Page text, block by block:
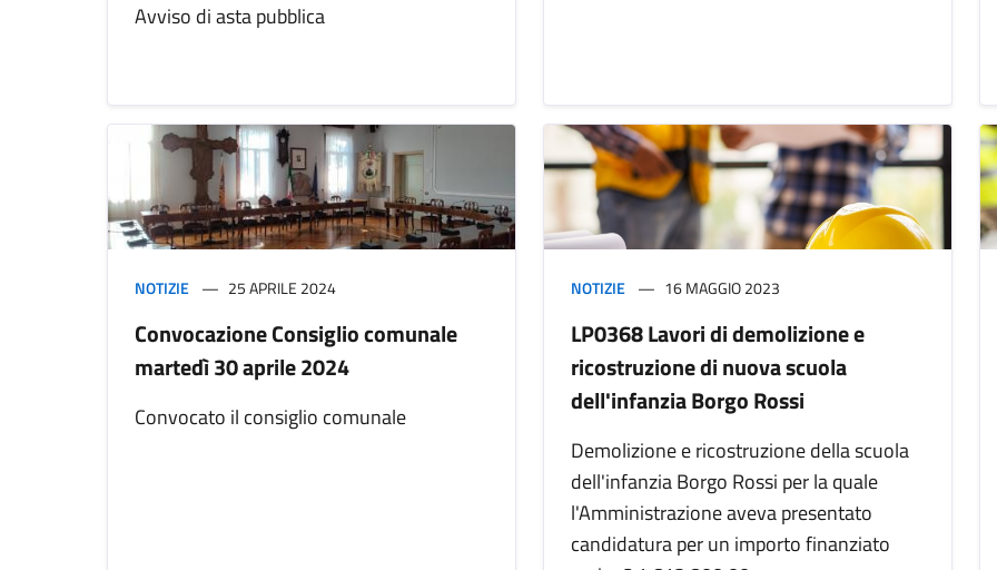
Avviso di asta pubblica
NOTIZIE 25 APRILE 2024
Convocazione Consiglio comunale
martedì 30 aprile 2024
Convocato il consiglio comunale
NOTIZIE 16 MAGGIO 2023
LP0368 Lavori di demolizione e
ricostruzione di nuova scuola
dell'infanzia Borgo Rossi
Demolizione e ricostruzione della scuola
dell'infanzia Borgo Rossi per la quale
l'Amministrazione aveva presentato
candidatura per un importo finanziato